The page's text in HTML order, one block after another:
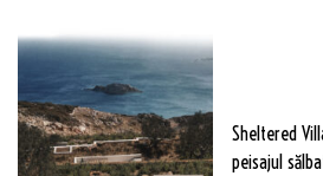
Sheltered
peisajul